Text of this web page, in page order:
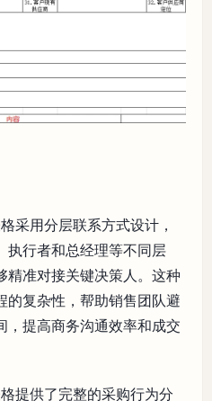
采用分层联系方式设计，
执行者和总经理等不同层
精准对接关键决策人。这种
的复杂性，帮助销售团队避
，提高商务沟通效率和成交
提供了完整的采购行为分